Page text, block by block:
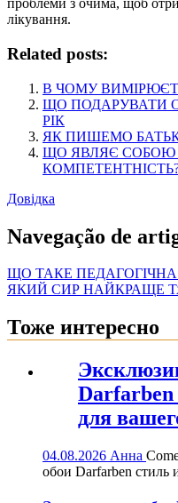
проблеми з очима, щоб
лікування.
Related posts:
В ЧОМУ
ЩО ПОДАРУВАТИ
РІК
ЯК ПИШЕМО
ЩО ЯВЛЯЄ СОБОЮ
Довідка
Navegação de
ЩО ТАКЕ
ЯКИЙ СИР НАЙКРАЩЕ
Тоже интересно
Darfarben
для
04.08.2026 Анна
обои Darfarben стиль